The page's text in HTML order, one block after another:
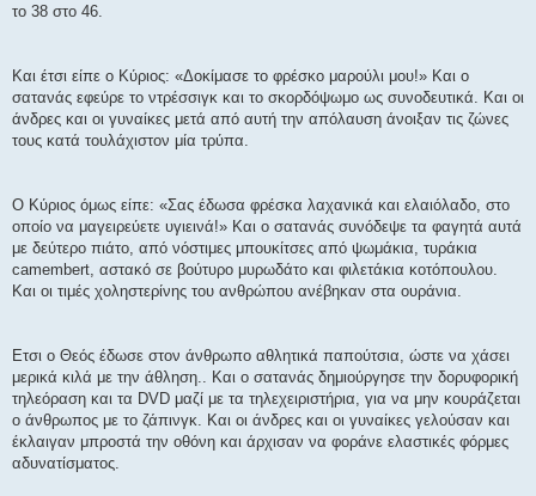
το 38 στο 46.
Και έτσι είπε ο Κύριος: «Δοκίμασε το φρέσκο μαρούλι μου!» Και ο
σατανάς εφεύρε το ντρέσσιγκ και το σκορδόψωμο ως συνοδευτικά. Και οι
άνδρες και οι γυναίκες μετά από αυτή την απόλαυση άνοιξαν τις ζώνες
τους κατά τουλάχιστον μία τρύπα.
Ο Κύριος όμως είπε: «Σας έδωσα φρέσκα λαχανικά και ελαιόλαδο, στο
οποίο να μαγειρεύετε υγιεινά!» Και ο σατανάς συνόδεψε τα φαγητά αυτά
με δεύτερο πιάτο, από νόστιμες μπουκίτσες από ψωμάκια, τυράκια
camembert, αστακό σε βούτυρο μυρωδάτο και φιλετάκια κοτόπουλου.
Και οι τιμές χοληστερίνης του ανθρώπου ανέβηκαν στα ουράνια.
Ετσι ο Θεός έδωσε στον άνθρωπο αθλητικά παπούτσια, ώστε να χάσει
μερικά κιλά με την άθληση.. Και ο σατανάς δημιούργησε την δορυφορική
τηλεόραση και τα DVD μαζί με τα τηλεχειριστήρια, για να μην κουράζεται
ο άνθρωπος με το ζάπινγκ. Και οι άνδρες και οι γυναίκες γελούσαν και
έκλαιγαν μπροστά την οθόνη και άρχισαν να φοράνε ελαστικές φόρμες
αδυνατίσματος.